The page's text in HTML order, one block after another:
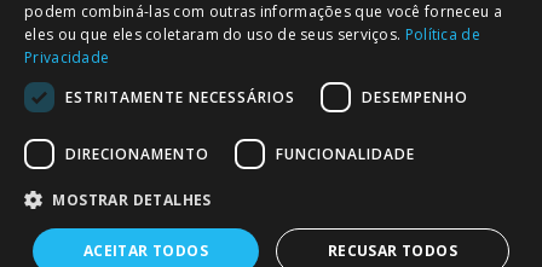
NOTÍCIAS/COMUNICADOS
Notícias
Comunicados
© 2026 Associação Futebol Popular Barcelos
podem combiná-las com outras informações que você forneceu a
eles ou que eles coletaram do uso de seus serviços. Política de
Privacidade
ESTRITAMENTE NECESSÁRIOS
DESEMPENHO
DIRECIONAMENTO FUNCIONALIDADE
MOSTRAR DETALHES
ACEITAR TODOS RECUSAR TODOS